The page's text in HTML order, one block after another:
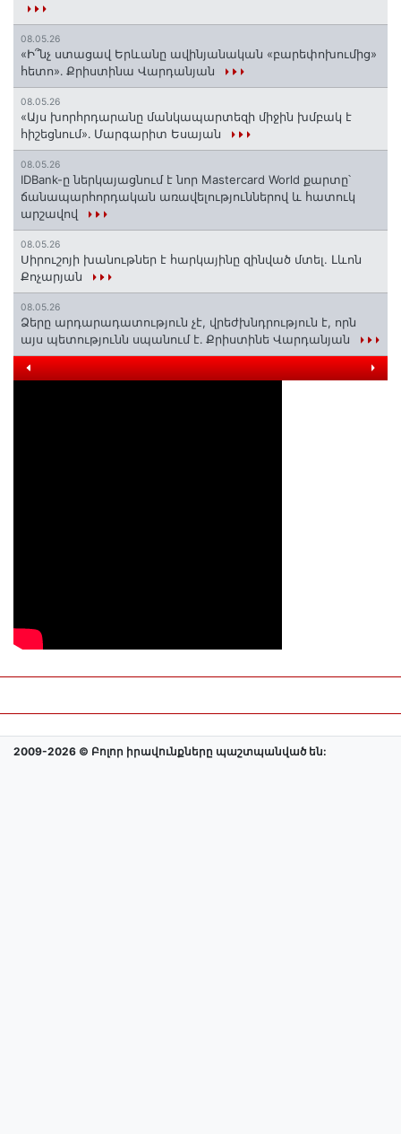
08.05.26
«Ի՞նչ ստացավ Երևանը ավինյանական «բարեփոխումից»
հետո»․ Քրիստինա Վարդանյան
08.05.26
«Այս խորհրդարանը մանկապարտեզի միջին խմբակ է
հիշեցնում»․ Մարգարիտ Եսայան
08.05.26
IDBank-ը ներկայացնում է նոր Mastercard World քարտը՝
ճանապարհորդական առավելություններով և հատուկ
արշավով
08.05.26
Սիրուշոյի խանութներ է հարկայինը զինված մտել. Լևոն
Քոչարյան
08.05.26
Ձերը արդարադատություն չէ, վրեժխնդրություն է, որն
այս պետությունն սպանում է․ Քրիստինե Վարդանյան
2009-2026 © Բոլոր իրավունքները պաշտպանված են: